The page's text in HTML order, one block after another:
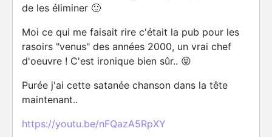
de les éliminer 🙂
Moi ce qui me faisait rire c'était la pub pour les
rasoirs "venus" des années 2000, un vrai chef
d'oeuvre ! C'est ironique bien sûr.. 😝
Purée j'ai cette satanée chanson dans la tête
maintenant..
https://youtu.be/nFQazA5RpXY